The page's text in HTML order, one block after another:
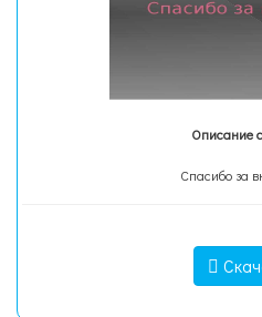
Описание
Спасибо за